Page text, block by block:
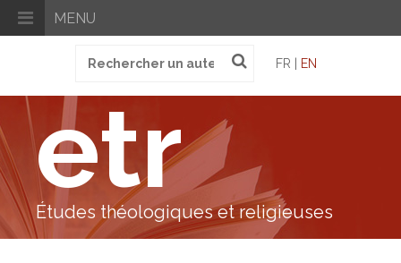
MENU
pour
FR | EN
etr
Études théologiques et religieuses